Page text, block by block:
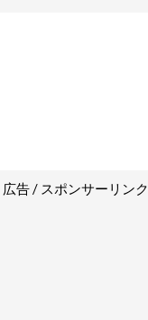
広告 / スポンサーリンク